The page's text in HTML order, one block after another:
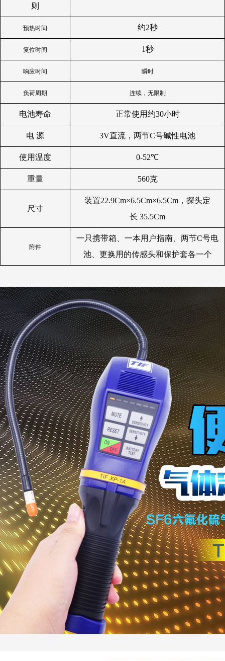
则
预热时间 约2秒
复位时间 1秒
响应时间 瞬时
负荷周期 连续，无限制
电池寿命 正常使用约30小时
电 源 3V直流，两节C号碱性电池
使用温度 0-52℃
重量 560克
尺寸
装置22.9Cm×6.5Cm×6.5Cm，探头定
长 35.5Cm
附件
一只携带箱、一本用户指南、两节C号电
池、更换用的传感头和保护套各一个